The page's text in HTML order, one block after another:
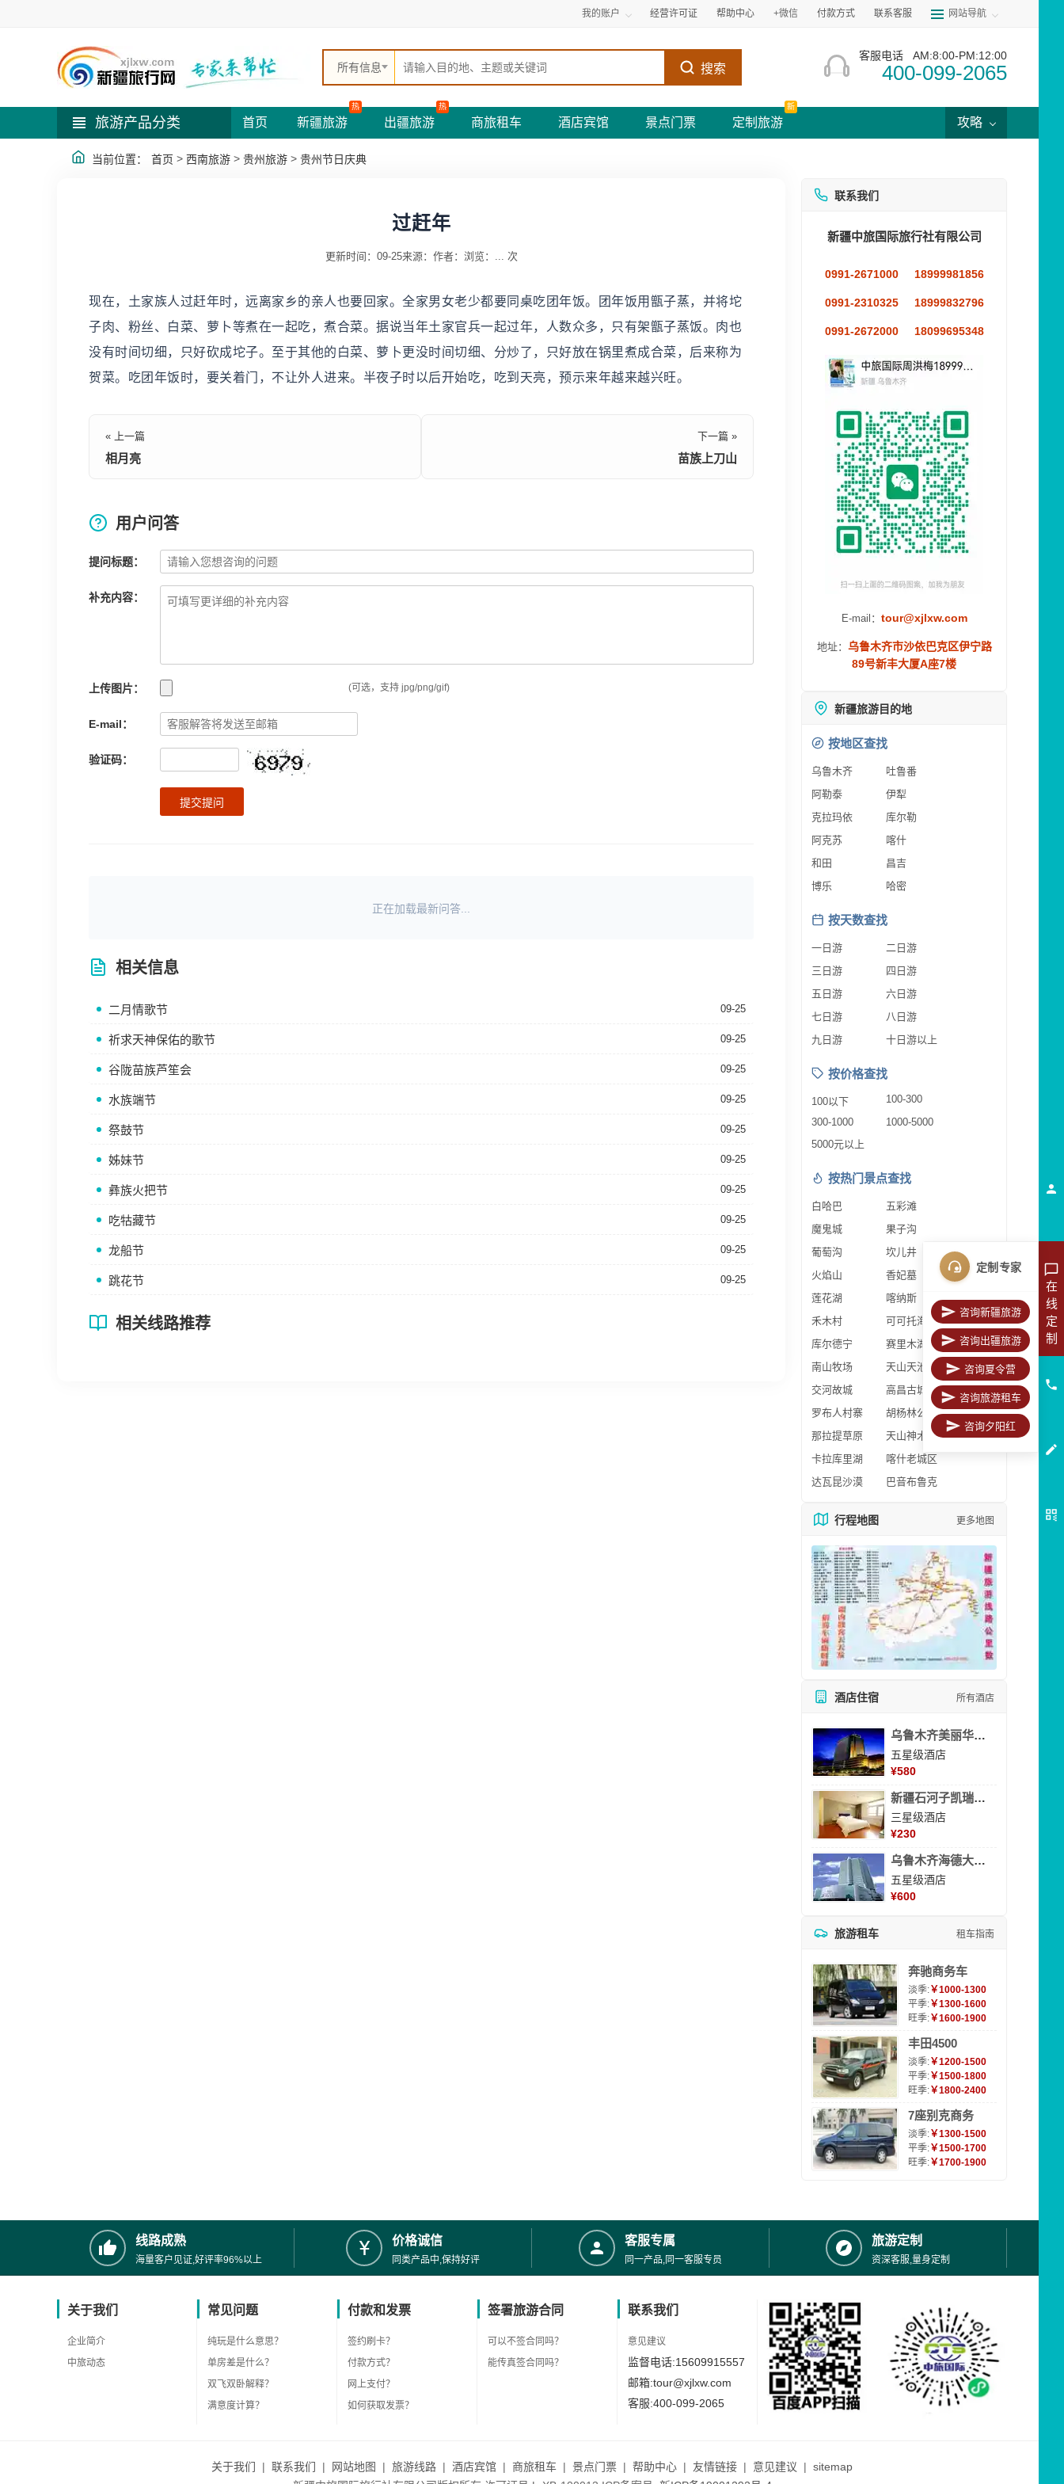
我的账户 经营许可证 帮助中心 +微信 付款方式 联系客服 网站导航
所有信息 搜索
客服电话 AM:8:00-PM:12:00
400-099-2065
旅游产品分类 首页 新疆旅游
热
出疆旅游
热
商旅租车 酒店宾馆 景点门票 定制旅游
新
攻略
当前位置： 首页 > 西南旅游 > 贵州旅游 > 贵州节日庆典
过赶年
更新时间：09-25来源： 作者： 浏览： ... 次
现在，土家族人过赶年时，远离家乡的亲人也要回家。全家男女老少都要同桌吃团年饭。团年饭用甑子蒸，并将坨
子肉、粉丝、白菜、萝卜等煮在一起吃，煮合菜。据说当年土家官兵一起过年，人数众多，只有架甑子蒸饭。肉也
没有时间切细，只好砍成坨子。至于其他的白菜、萝卜更没时间切细、分炒了，只好放在锅里煮成合菜，后来称为
贺菜。吃团年饭时，要关着门，不让外人进来。半夜子时以后开始吃，吃到天亮，预示来年越来越兴旺。
« 上一篇
相月亮
下一篇 »
苗族上刀山
用户问答
提问标题：
补充内容：
上传图片： (可选，支持 jpg/png/gif)
E-mail：
验证码：
提交提问
正在加载最新问答...
相关信息
二月情歌节 09-25
祈求天神保佑的歌节 09-25
谷陇苗族芦笙会 09-25
水族端节 09-25
祭鼓节 09-25
姊妹节 09-25
彝族火把节 09-25
吃牯藏节 09-25
龙船节 09-25
跳花节 09-25
相关线路推荐
联系我们
新疆中旅国际旅行社有限公司
0991-2671000 18999981856
0991-2310325 18999832796
0991-2672000 18099695348
E-mail： tour@xjlxw.com
地址： 乌鲁木齐市沙依巴克区伊宁路
89号新丰大厦A座7楼
新疆旅游目的地
按地区查找
乌鲁木齐
吐鲁番
阿勒泰
伊犁
克拉玛依
库尔勒
阿克苏
喀什
和田
昌吉
博乐
哈密
按天数查找
一日游
二日游
三日游
四日游
五日游
六日游
七日游
八日游
九日游
十日游以上
按价格查找
100以下
100-300
300-1000
1000-5000
5000元以上
按热门景点查找
白哈巴
五彩滩
魔鬼城
果子沟
葡萄沟
坎儿井
火焰山
香妃墓
莲花湖
喀纳斯
禾木村
可可托海
库尔德宁
赛里木湖
南山牧场
天山天池
交河故城
高昌古城
罗布人村寨
胡杨林公园
那拉提草原
天山神木园
卡拉库里湖
喀什老城区
达瓦昆沙漠
巴音布鲁克
行程地图 更多地图
酒店住宿 所有酒店
乌鲁木齐美丽华大酒
五星级酒店
¥580
新疆石河子凯瑞酒店
三星级酒店
¥230
乌鲁木齐海德大酒店
五星级酒店
¥600
旅游租车 租车指南
奔驰商务车
淡季:￥1000-1300
平季:￥1300-1600
旺季:￥1600-1900
丰田4500
淡季:￥1200-1500
平季:￥1500-1800
旺季:￥1800-2400
7座别克商务
淡季:￥1300-1500
平季:￥1500-1700
旺季:￥1700-1900
线路成熟
海量客户见证,好评率96%以上
价格诚信
同类产品中,保持好评
客服专属
同一产品,同一客服专员
旅游定制
资深客服,量身定制
关于我们
企业简介
中旅动态
常见问题
纯玩是什么意思？
单房差是什么？
双飞双卧解释？
满意度计算？
付款和发票
签约刷卡？
付款方式？
网上支付？
如何获取发票？
签署旅游合同
可以不签合同吗？
能传真签合同吗？
联系我们
意见建议
监督电话:15609915557
邮箱:tour@xjlxw.com
客服:400-099-2065
关于我们 | 联系我们 | 网站地图 | 旅游线路 | 酒店宾馆 | 商旅租车 | 景点门票 | 帮助中心 | 友情链接 | 意见建议 | sitemap
在
线
定
制
定制专家
咨询新疆旅游
咨询出疆旅游
咨询夏令营
咨询旅游租车
咨询夕阳红